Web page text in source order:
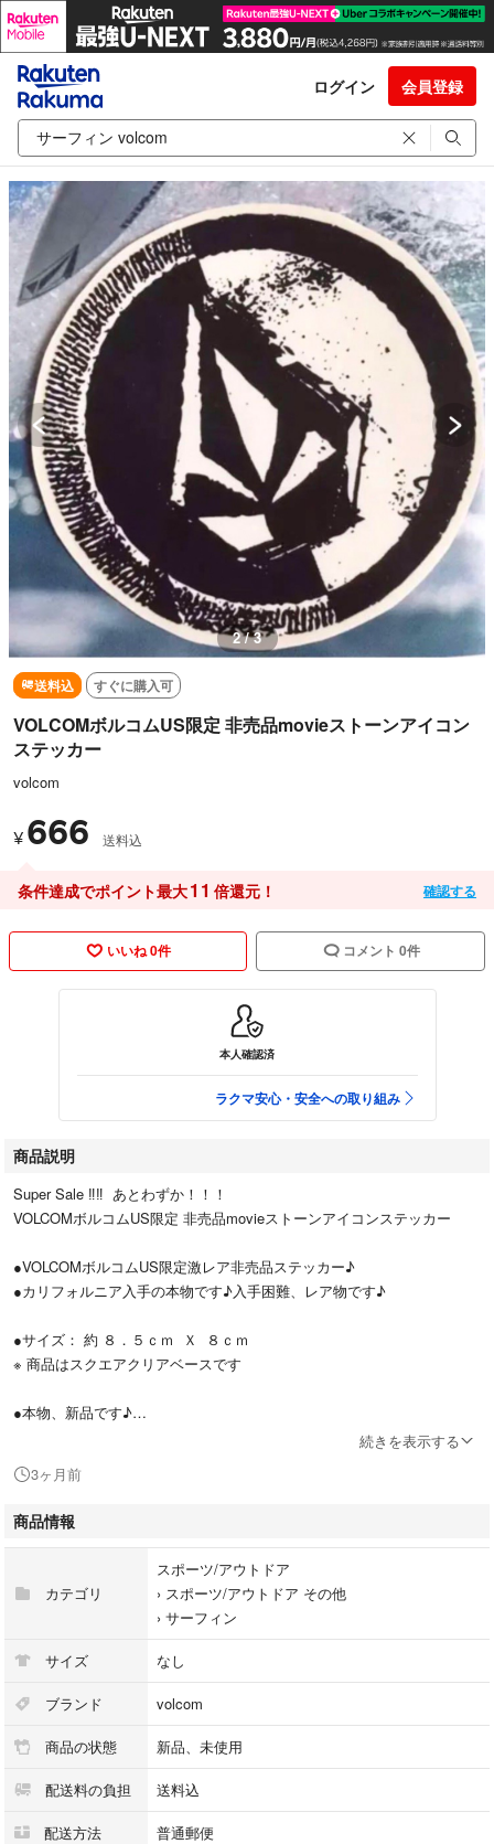
ログイン 会員登録
3 / 3
送料込 すぐに購入可
VOLCOMボルコムUS限定 非売品movieストーンアイコン
ステッカー
volcom
¥ 666 送料込
条件達成でポイント最大11 倍還元！ 確認する
いいね 0件 コメント 0件
本人確認済
ラクマ安心・安全への取り組み
商品説明
Super Sale ‼︎‼︎ あとわずか！！！
VOLCOMボルコムUS限定 非売品movieストーンアイコンステッカー
●VOLCOMボルコムUS限定激レア非売品ステッカー♪
●カリフォルニア入手の本物です♪入手困難、レア物です♪
●サイズ： 約 ８．５ｃｍ Ｘ ８ｃｍ
※ 商品はスクエアクリアベースです
●本物、新品です♪
#サーフィン
#スノーボード
#スケートボード
#オレンジカウンティー
続きを表示する
3ヶ月前
商品情報
カテゴリ
スポーツ/アウトドア
› スポーツ/アウトドア その他
› サーフィン
サイズ なし
ブランド volcom
商品の状態 新品、未使用
配送料の負担 送料込
配送方法 普通郵便